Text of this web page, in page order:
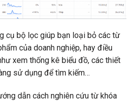
cụ bộ lọc giúp bạn loại bỏ các từ
của doanh nghiệp, hay điều
xem thống kê biểu đồ, các thiết
sử dụng để tìm kiếm…
dẫn cách nghiên cứu từ khóa